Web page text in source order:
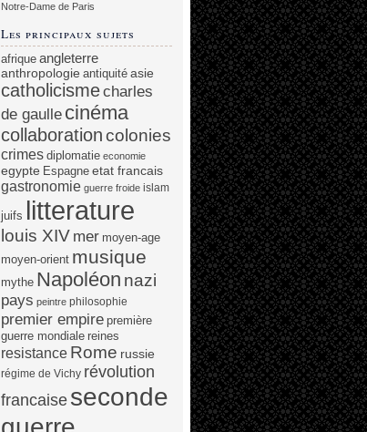
Notre-Dame de Paris
Les principaux sujets
afrique angleterre
anthropologie antiquité asie
catholicismecharles
de gaulle cinéma
collaborationcolonies
crimes diplomatie economie
egypte Espagne etat francais
gastronomie guerre froide islam
juifs litterature
louis XIV mer moyen-age
moyen-orient musique
mythe Napoléon nazi
pays peintre philosophie
premier empire première
guerre mondiale reines
resistance Rome russie
régime de Vichy révolution
francaise seconde